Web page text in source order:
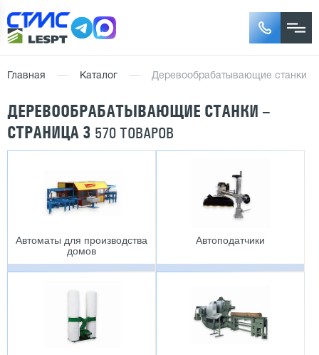
Главная Каталог Деревообрабатывающие станки
ДЕРЕВООБРАБАТЫВАЮЩИЕ СТАНКИ –
СТРАНИЦА 3 570 ТОВАРОВ
Автоматы для производства
домов
Автоподатчики